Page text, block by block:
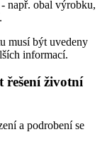
např. obal výrobku,
musí být uvedeny
informací.
řešení životní
a podrobení se